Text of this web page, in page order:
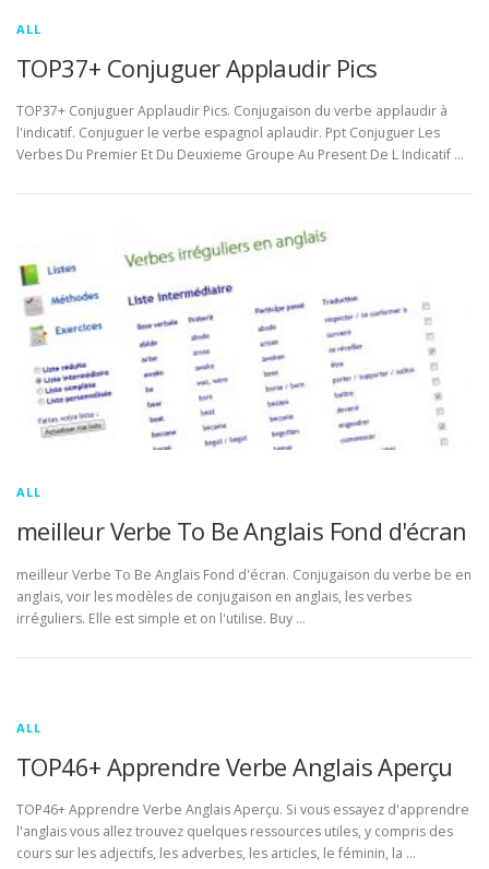
ALL
TOP37+ Conjuguer Applaudir Pics
TOP37+ Conjuguer Applaudir Pics. Conjugaison du verbe applaudir à
l'indicatif. Conjuguer le verbe espagnol aplaudir. Ppt Conjuguer Les
Verbes Du Premier Et Du Deuxieme Groupe Au Present De L Indicatif …
ALL
meilleur Verbe To Be Anglais Fond d'écran
meilleur Verbe To Be Anglais Fond d'écran. Conjugaison du verbe be en
anglais, voir les modèles de conjugaison en anglais, les verbes
irréguliers. Elle est simple et on l'utilise. Buy …
ALL
TOP46+ Apprendre Verbe Anglais Aperçu
TOP46+ Apprendre Verbe Anglais Aperçu. Si vous essayez d'apprendre
l'anglais vous allez trouvez quelques ressources utiles, y compris des
cours sur les adjectifs, les adverbes, les articles, le féminin, la …